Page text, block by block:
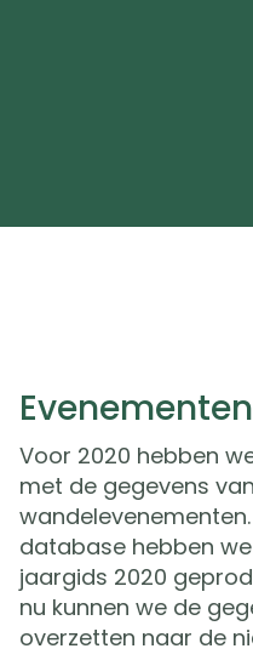
Voor 2020 hebben
met de gegevens
database hebben
jaargids 2020
nu kunnen we de
overzetten naar de